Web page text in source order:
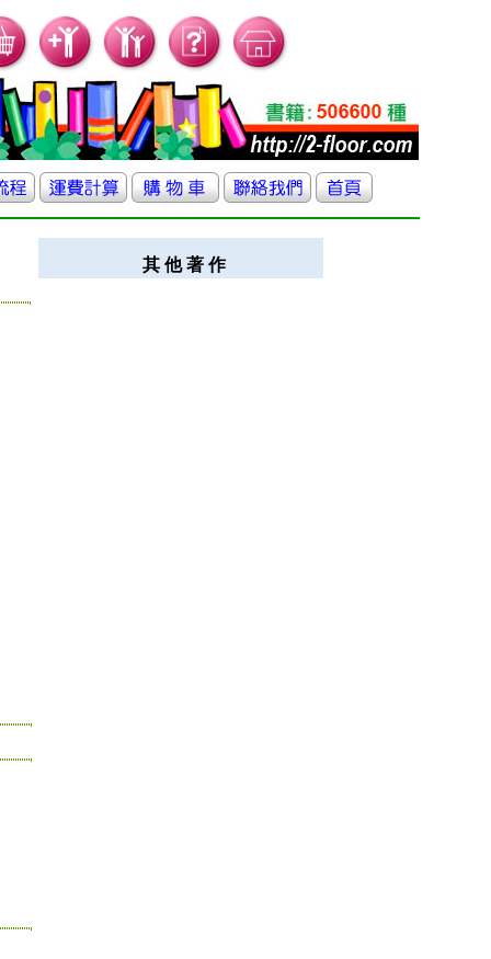
其 他 著 作